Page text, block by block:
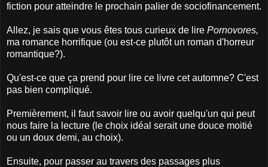
fiction pour atteindre le prochain palier de sociofinancement.
Allez, je sais que vous êtes tous curieux de lire Pornovores,
ma romance horrifique (ou est-ce plutôt un roman d'horreur
romantique?).
Qu'est-ce que ça prend pour lire ce livre cet automne? C'est
pas bien compliqué.
Premièrement, il faut savoir lire ou avoir quelqu'un qui peut
nous faire la lecture (le choix idéal serait une douce moitié
ou un doux demi, au choix).
Ensuite, pour passer au travers des passages plus